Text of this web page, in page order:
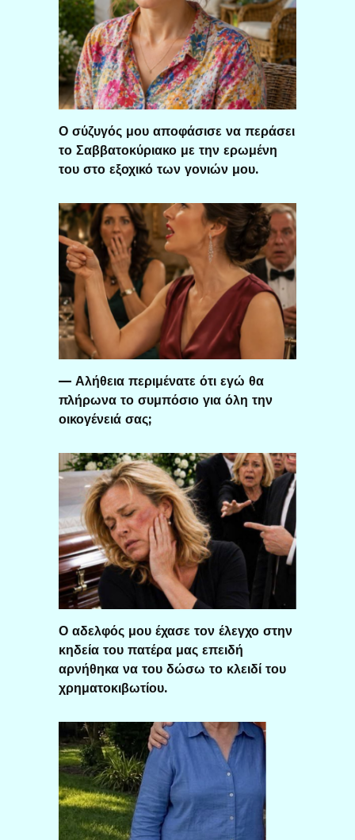
Ο σύζυγός μου αποφάσισε να περάσει
το Σαββατοκύριακο με την ερωμένη
του στο εξοχικό των γονιών μου.
— Αλήθεια περιμένατε ότι εγώ θα
πλήρωνα το συμπόσιο για όλη την
οικογένειά σας;
Ο αδελφός μου έχασε τον έλεγχο στην
κηδεία του πατέρα μας επειδή
αρνήθηκα να του δώσω το κλειδί του
χρηματοκιβωτίου.